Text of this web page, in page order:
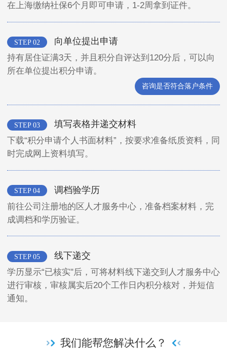
在上海缴纳社保6个月即可申请，1-2周拿到证件。
STEP 02 向单位提出申请
持有居住证满3天，并且积分自评达到120分后，可以向
所在单位提出积分申请。
咨询是否符合落户条件
STEP 03 填写表格并递交材料
下载“积分申请个人书面材料”，按要求准备纸质资料，同
时完成网上资料填写。
STEP 04 调档验学历
前往公司注册地的区人才服务中心，准备档案材料，完
成调档和学历验证。
STEP 05 线下递交
学历显示“已核实"后，可将材料线下递交到人才服务中心
进行审核，审核属实后20个工作日内积分核对，并短信
通知。
我们能帮您解决什么？